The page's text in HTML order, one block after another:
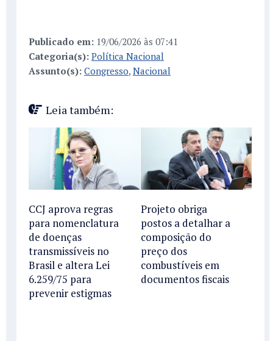
Publicado em: 19/06/2026 às 07:41
Categoria(s): Política Nacional
Assunto(s): Congresso, Nacional
Leia também:
CCJ aprova regras
para nomenclatura
de doenças
transmissíveis no
Brasil e altera Lei
6.259/75 para
prevenir estigmas
Projeto obriga
postos a detalhar a
composição do
preço dos
combustíveis em
documentos fiscais